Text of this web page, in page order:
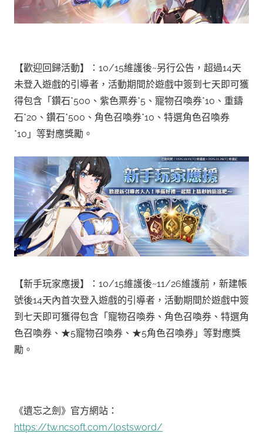
【歡迎回歸活動】：10/15維護後~另行公告，超過14天
未登入遊戲的引導者，活動期間於遊戲中簽到七天即可獲
得包含「鑽石*500、紫色票券*5、寵物召喚券*10、重鑄
石*20、鑽石*500、角色召喚券*10、特選角色召喚券
*10」等對應獎勵。
【新手玩家應援】：10/15維護後~11/26維護前，新建帳
號後14天內首次登入遊戲的引導者，活動期間於遊戲中簽
到七天即可獲得包含「寵物召喚券、角色召喚券、特選角
色召喚券、★5寵物召喚券、★5角色召喚券」等對應獎
勵。
《遺忘之劍》官方網站：
https://tw.ncsoft.com/lostsword/